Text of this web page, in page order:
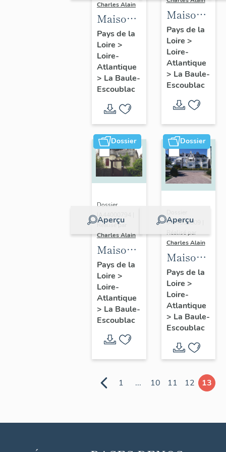
Charles Alain
Maison
dite villa
balnéaire
Manégor,
1 avenue
du Parc
Pays de la
Loire >
Loire-
Atlantique
> La Baule-
Escoublac
Maison
dite villa
balnéaire
Sigurd,
35
avenue
Pierre-
Loti
Pays de la
Loire >
Loire-
Atlantique
> La Baule-
Escoublac
Dossier
Aperçu
Dossier
Réalisé par
Charles Alain
Maison
dite villa
balnéaire
Phébé,
11 allée
des
Genêts
Pays de la
Loire >
Loire-
Atlantique
> La Baule-
Escoublac
Dossier
Aperçu
IA44000809 |
Réalisé par
Charles Alain
Maisons
jumelles
dites
villas
balnéaires
Castel
Briand
et
Mare, 10,
Lucien-
Pays de la
Loire >
Loire-
Atlantique
> La Baule-
Escoublac
1 ... 10 11 12 13